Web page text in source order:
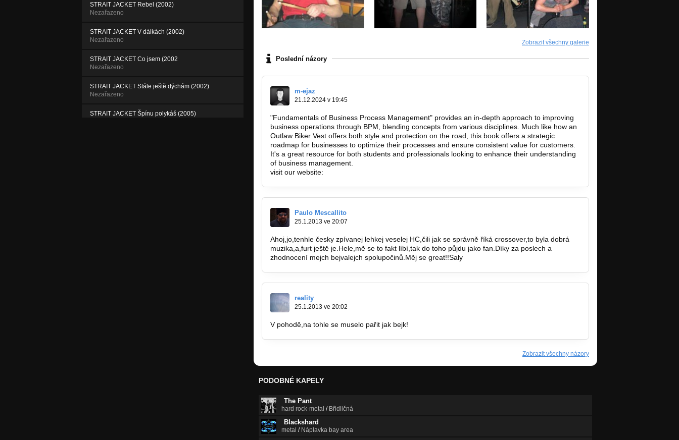
STRAIT JACKET Rebel (2002)
Nezařazeno
STRAIT JACKET V dálkách (2002)
Nezařazeno
STRAIT JACKET Co jsem (2002
Nezařazeno
STRAIT JACKET Stále ještě dýchám (2002)
Nezařazeno
STRAIT JACKET Špínu polykáš (2005)
Zobrazit všechny galerie
Poslední názory
m-ejaz
21.12.2024 v 19:45
"Fundamentals of Business Process Management" provides an in-depth approach to improving
business operations through BPM, blending concepts from various disciplines. Much like how an
Outlaw Biker Vest offers both style and protection on the road, this book offers a strategic
roadmap for businesses to optimize their processes and ensure consistent value for customers.
It's a great resource for both students and professionals looking to enhance their understanding
of business management.
visit our website:
Paulo Mescallito
25.1.2013 ve 20:07
Ahoj,jo,tenhle česky zpívanej lehkej veselej HC,čili jak se správně říká crossover,to byla dobrá
muzika,a,furt ještě je.Hele,mě se to fakt líbí,tak do toho půjdu jako fan.Díky za poslech a
zhodnocení mejch bejvalejch spolupočinů.Měj se great!!Saly
reality
25.1.2013 ve 20:02
V pohodě,na tohle se muselo pařit jak bejk!
Zobrazit všechny názory
PODOBNÉ KAPELY
The Pant
hard rock-metal / Břidličná
Blackshard
metal / Náplavka bay area